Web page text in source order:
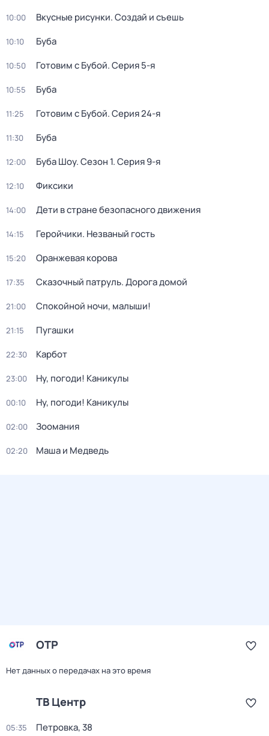
10:00 Вкусные рисунки. Создай и съешь
10:10 Буба
10:50 Готовим с Бубой. Серия 5-я
10:55 Буба
11:25 Готовим с Бубой. Серия 24-я
11:30 Буба
12:00 Буба Шоу. Сезон 1. Серия 9-я
12:10 Фиксики
14:00 Дети в стране безопасного движения
14:15 Геройчики. Незваный гость
15:20 Оранжевая корова
17:35 Сказочный патруль. Дорога домой
21:00 Спокойной ночи, малыши!
21:15 Пугашки
22:30 Карбот
23:00 Ну, погоди! Каникулы
00:10 Ну, погоди! Каникулы
02:00 Зоомания
02:20 Маша и Медведь
ОТР
Нет данных о передачах на это время
ТВ Центр
05:35 Петровка, 38